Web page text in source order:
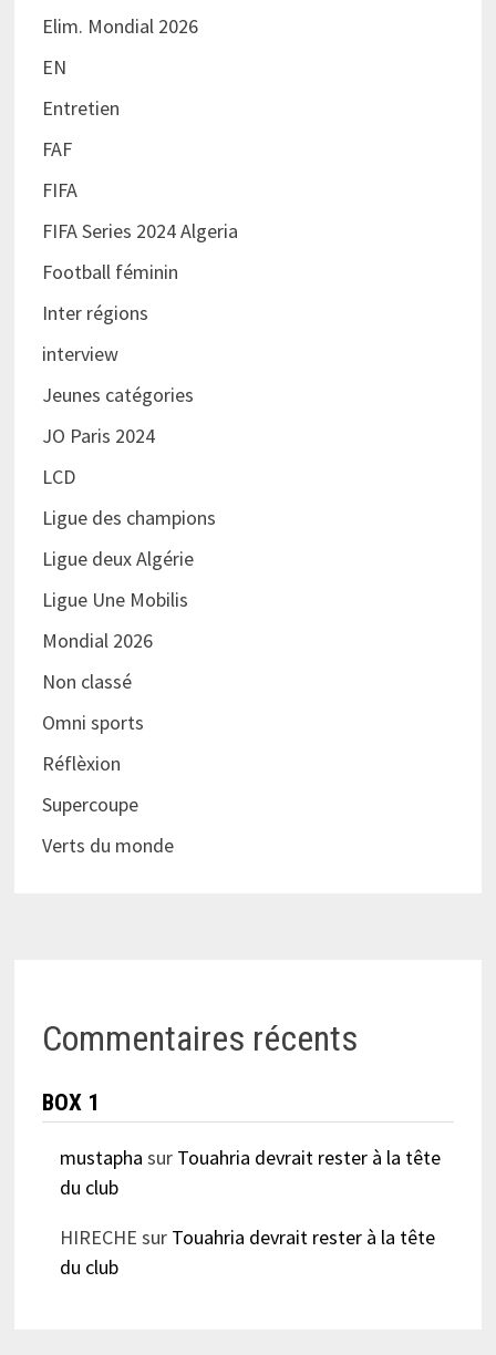
Elim. Mondial 2026
EN
Entretien
FAF
FIFA
FIFA Series 2024 Algeria
Football féminin
Inter régions
interview
Jeunes catégories
JO Paris 2024
LCD
Ligue des champions
Ligue deux Algérie
Ligue Une Mobilis
Mondial 2026
Non classé
Omni sports
Réflèxion
Supercoupe
Verts du monde
Commentaires récents
BOX 1
mustapha sur Touahria devrait rester à la tête
du club
HIRECHE sur Touahria devrait rester à la tête
du club